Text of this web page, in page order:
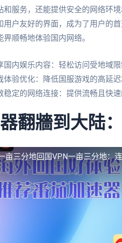
和服务，还能提供安全的网络环
用户友好的界面，成为了用户的
畀顺畅地体验国内网络。
国内娱乐内容：轻松访问受地域限
体验优化：降低国服游戏的高延迟
稳定的网络连接：提供流畅且快速
翻牆到大陆
亩三分地回国VPN一亩三分地：